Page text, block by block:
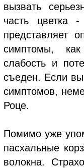
вызвать
часть цветка
представляет
симптомы,
слабость и
съеден. Если вы
симптомов,
Роце.
Помимо уже
пасхальные
волокна.